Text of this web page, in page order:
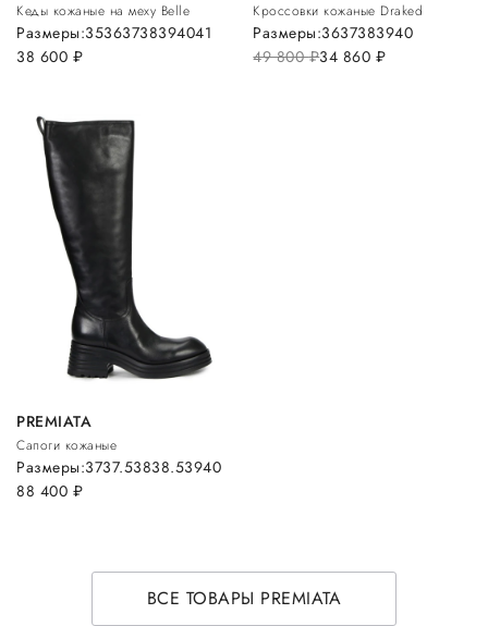
Кеды кожаные на меху Belle
38 600 руб.
Размеры:35363738394041
Кроссовки кожаные Draked
49 800руб.34 860 руб.
Размеры:3637383940
PREMIATA
Сапоги кожаные
88 400 руб.
Размеры:3737.53838.53940
ВСЕ ТОВАРЫ PREMIATA